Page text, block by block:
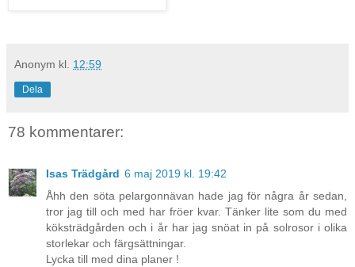
Anonym kl. 12:59
Dela
78 kommentarer:
Isas Trädgård 6 maj 2019 kl. 19:42
Åhh den söta pelargonnävan hade jag för några år sedan,
tror jag till och med har fröer kvar. Tänker lite som du med
köksträdgården och i år har jag snöat in på solrosor i olika
storlekar och färgsättningar.
Lycka till med dina planer !